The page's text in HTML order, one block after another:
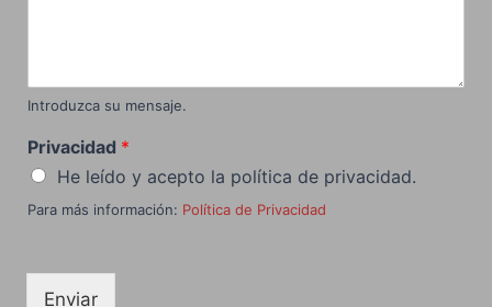
Introduzca su mensaje.
Privacidad *
He leído y acepto la política de privacidad.
Para más información: Política de Privacidad
Enviar